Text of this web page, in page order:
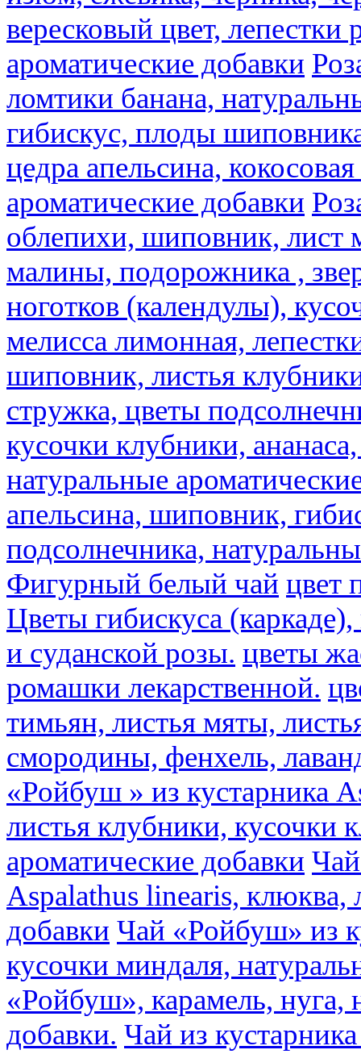
вересковый цвет, лепестки
ароматические добавки
ломтики банана,
гибискус, плоды
цедра апельсина,
ароматические добавки
облепихи, шиповник, лист
малины, подорожника ,
ноготков (календулы),
мелисса лимонная,
шиповник, листья
стружка, цветы
кусочки клубники,
натуральные
апельсина, шиповник,
подсолнечника,
Фигурный белый чай цвет
Цветы гибискуса
и суданской розы. цветы
ромашки лекарственной.
тимьян, листья мяты,
смородины, фенхель,
«Ройбуш » из кустарника
листья клубники, кусочки
ароматические добавки
Aspalathus linearis, клюква,
добавки Чай «Ройбуш» из
кусочки миндаля,
«Ройбуш», карамель, нуга,
добавки. Чай из